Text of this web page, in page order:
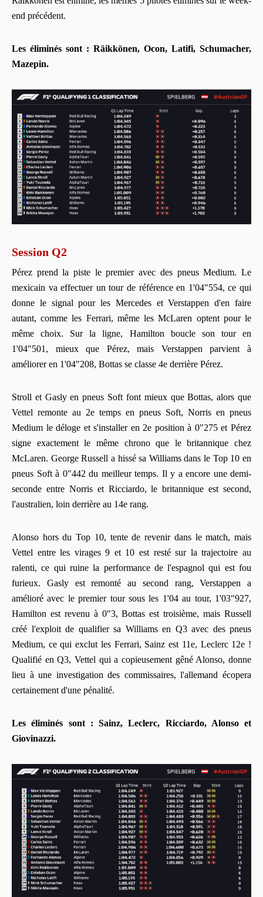
end précédent.
Les éliminés sont : Räikkönen, Ocon, Latifi, Schumacher,
Mazepin.
Session Q2
Pérez prend la piste le premier avec des pneus Medium. Le
mexicain va effectuer un tour de référence en 1'04"554, ce qui
donne le signal pour les Mercedes et Verstappen d'en faire
autant, comme les Ferrari, même les McLaren optent pour le
même choix. Sur la ligne, Hamilton boucle son tour en
1'04"501, mieux que Pérez, mais Verstappen parvient à
améliorer en 1'04"208, Bottas se classe 4e derrière Pérez.
Stroll et Gasly en pneus Soft font mieux que Bottas, alors que
Vettel remonte au 2e temps en pneus Soft, Norris en pneus
Medium le déloge et s'installer en 2e position à 0"275 et Pérez
signe exactement le même chrono que le britannique chez
McLaren. George Russell a hissé sa Williams dans le Top 10 en
pneus Soft à 0"442 du meilleur temps. Il y a encore une demi-
seconde entre Norris et Ricciardo, le britannique est second,
l'australien, loin derrière au 14e rang.
Alonso hors du Top 10, tente de revenir dans le match, mais
Vettel entre les virages 9 et 10 est resté sur la trajectoire au
ralenti, ce qui ruine la performance de l'espagnol qui est fou
furieux. Gasly est remonté au second rang, Verstappen a
amélioré avec le premier tour sous les 1'04 au tour, 1'03"927,
Hamilton est revenu à 0"3, Bottas est troisième, mais Russell
créé l'exploit de qualifier sa Williams en Q3 avec des pneus
Medium, ce qui exclut les Ferrari, Sainz est 11e, Leclerc 12e !
Qualifié en Q3, Vettel qui a copieusement gêné Alonso, donne
lieu à une investigation des commissaires, l'allemand écopera
certainement d'une pénalité.
Les éliminés sont : Sainz, Leclerc, Ricciardo, Alonso et
Giovinazzi.